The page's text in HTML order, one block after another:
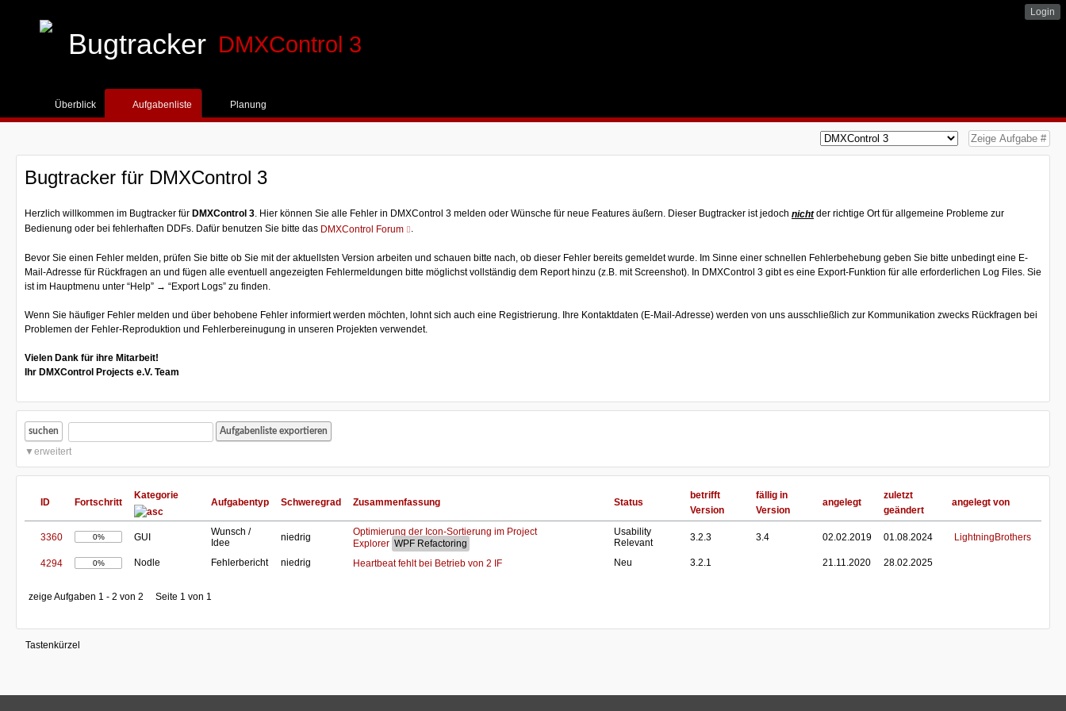
Bugtracker DMXControl 3
Login
Überblick Aufgabenliste Planung
Bugtracker für DMXControl 3
Herzlich willkommen im Bugtracker für DMXControl 3. Hier können Sie alle Fehler in DMXControl 3 melden oder Wünsche für neue Features äußern. Dieser Bugtracker ist jedoch nichtder richtige Ort für allgemeine Probleme zur
Bedienung oder bei fehlerhaften DDFs. Dafür benutzen Sie bitte das DMXControl Forum .
Bevor Sie einen Fehler melden, prüfen Sie bitte ob Sie mit der aktuellsten Version arbeiten und schauen bitte nach, ob dieser Fehler bereits gemeldet wurde. Im Sinne einer schnellen Fehlerbehebung geben Sie bitte unbedingt eine E-
Mail-Adresse für Rückfragen an und fügen alle eventuell angezeigten Fehlermeldungen bitte möglichst vollständig dem Report hinzu (z.B. mit Screenshot). In DMXControl 3 gibt es eine Export-Funktion für alle erforderlichen Log Files. Sie
ist im Hauptmenu unter “Help” → “Export Logs” zu finden.
Wenn Sie häufiger Fehler melden und über behobene Fehler informiert werden möchten, lohnt sich auch eine Registrierung. Ihre Kontaktdaten (E-Mail-Adresse) werden von uns ausschließlich zur Kommunikation zwecks Rückfragen bei
Problemen der Fehler-Reproduktion und Fehlerbereinugung in unseren Projekten verwendet.
Vielen Dank für ihre Mitarbeit!
Ihr DMXControl Projects e.V. Team
suchen
erweitert
ID Fortschritt
Kategorie
Aufgabentyp Schweregrad Zusammenfassung Status
betrifft
Version
fällig in
Version
angelegt
zuletzt
geändert
angelegt von
3360 0% GUI
Wunsch /
Idee
niedrig
Optimierung der Icon-Sortierung im Project
Explorer
Usability
Relevant
3.2.3 3.4 02.02.2019 01.08.2024 LightningBrothers
4294 0% Nodle Fehlerbericht niedrig Heartbeat fehlt bei Betrieb von 2 IF Neu 3.2.1 21.11.2020 28.02.2025
zeige Aufgaben 1 - 2 von 2 Seite 1 von 1
Tastenkürzel